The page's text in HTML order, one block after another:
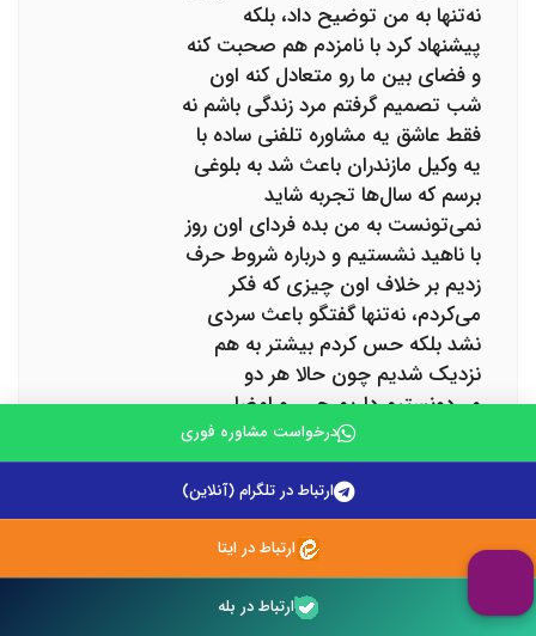
نه‌تنها به من توضیح داد، بلکه
پیشنهاد کرد با نامزدم هم صحبت کنه
و فضای بین ما رو متعادل کنه اون
شب تصمیم گرفتم مرد زندگی باشم نه
فقط عاشق یه مشاوره تلفنی ساده با
یه وکیل مازندران باعث شد به بلوغی
برسم که سال‌ها تجربه شاید
نمی‌تونست به من بده فردای اون روز
با ناهید نشستیم و درباره شروط حرف
زدیم بر خلاف اون چیزی که فکر
می‌کردم، نه‌تنها گفتگو باعث سردی
نشد بلکه حس کردم بیشتر به هم
نزدیک شدیم چون حالا هر دو
می‌دونستیم داریم چی رو امضا
می‌کنیم و چه حقوقی داریم روز عقد
وقتی عاقد شروع به خوندن شروط کرد
و ناهید لبخند زد، دلم قرص شد حس
کردم که تصمیم درستی گرفتم و اینکه
آرامش ناهید برام مهم بود حالا چند
ماه از اون روز گذشته ما هنوز گاهی با
هم درباره اون مشاوره تلفنی صحبت
درخواست مشاوره فوری
ارتباط در تلگرام (آنلاین)
ارتباط در ایتا
ارتباط در بله